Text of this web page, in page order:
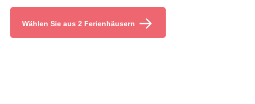
Wählen Sie aus 2 Ferienhäusern